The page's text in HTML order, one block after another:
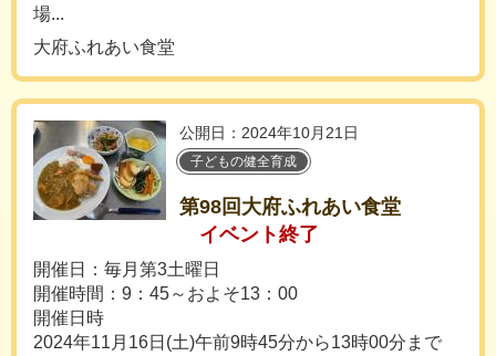
場...
大府ふれあい食堂
公開日：2024年10月21日
子どもの健全育成
第98回大府ふれあい食堂
イベント終了
開催日：毎月第3土曜日
開催時間：9：45～およそ13：00
開催日時
2024年11月16日(土)午前9時45分から13時00分まで